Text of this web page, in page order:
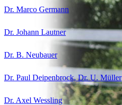
Dr. Marco Germann
Dr. Johann Lautner
Dr. B. Neubauer
Dr. Paul Deipenbrock, Dr. U. Müller
Dr. Axel Wessling